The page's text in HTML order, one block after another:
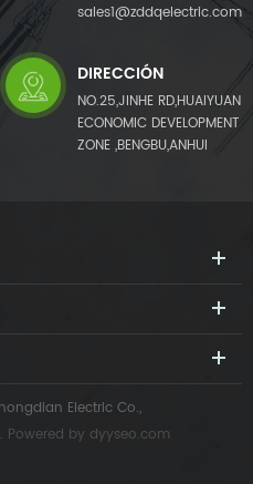
sales1@zddqelectric.com
DIRECCIÓN
NO.25,JINHE RD,HUAIYUAN
ECONOMIC DEVELOPMENT
ZONE ,BENGBU,ANHUI
Electric Co.,
Powered by dyyseo.com